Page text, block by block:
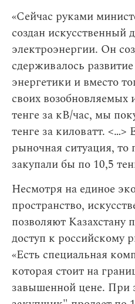
«Сейчас руками
создан искусственный
электроэнергии. Он
сдерживалось
энергетики и вместо
своих возобновляемых
тенге за кВ/час, мы
тенге за киловатт. < …
рыночная ситуация, то
закупали бы по 10,5
Несмотря на единое
пространство,
позволяют Казахстану
доступ к российскому
«Есть специальная
которая стоит на
завышенной цене. При